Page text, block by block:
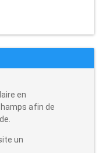
en
afin de
un